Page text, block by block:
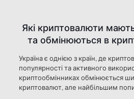
Які криптовалюти
та обмінюються в
Україна є однією з країн, де
популярності та активного
криптообмінниках обмінюється
криптовалют, але найбільшим